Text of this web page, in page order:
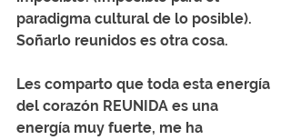
paradigma cultural de lo posible).
Soñarlo reunidos es otra cosa.
Les comparto que toda esta energía
del corazón REUNIDA es una
energía muy fuerte, me ha